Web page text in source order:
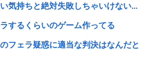
気持ちと絶対失敗しちゃいけない...
するくらいのゲーム作ってる
フェラ疑惑に適当な判決はなんだと